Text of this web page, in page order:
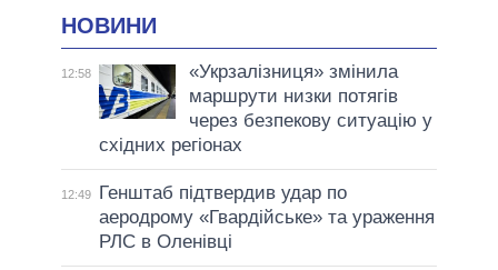
НОВИНИ
12:58
«Укрзалізниця» змінила
маршрути низки потягів
через безпекову ситуацію у
східних регіонах
12:49
Генштаб підтвердив удар по
аеродрому «Гвардійське» та ураження
РЛС в Оленівці